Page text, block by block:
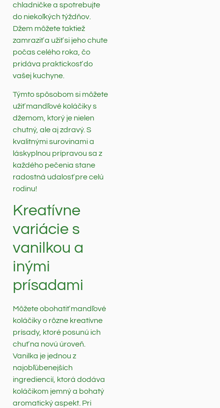
chladničke a spotrebujte
do niekoľkých týždňov.
Džem môžete taktiež
zamraziť a užiť si jeho chute
počas celého roka, čo
pridáva praktickosť do
vašej kuchyne.
Týmto spôsobom si môžete
užiť mandľové koláčiky s
džemom, ktorý je nielen
chutný, ale aj zdravý. S
kvalitnými surovinami a
láskyplnou prípravou sa z
každého pečenia stane
radostná udalosť pre celú
rodinu!
Kreatívne
variácie s
vanilkou a
inými
prísadami
Môžete obohatiť mandľové
koláčiky o rôzne kreatívne
prísady, ktoré posunú ich
chuť na novú úroveň.
Vanilka je jednou z
najobľúbenejších
ingrediencií, ktorá dodáva
koláčikom jemný a bohatý
aromatický aspekt. Pri